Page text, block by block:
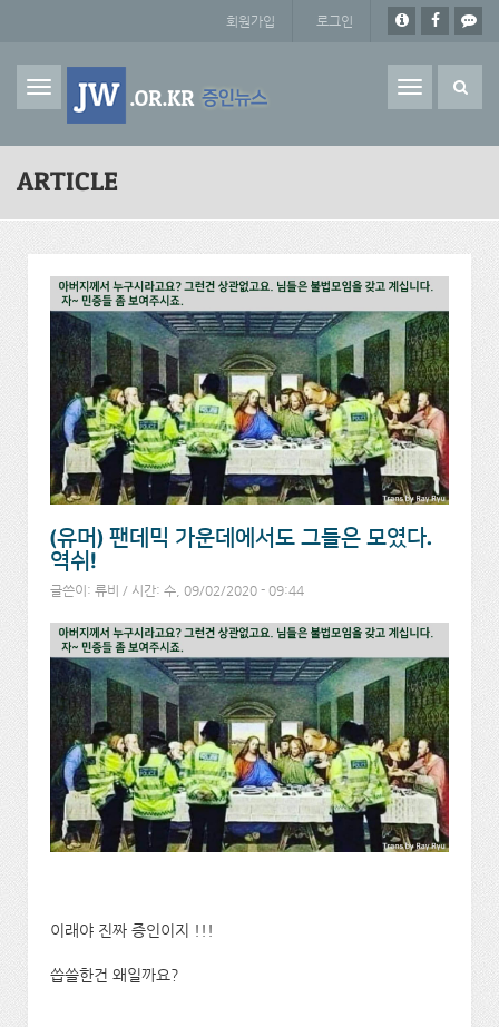
회원가입 로그인
Toggle
navigation
ARTICLE
(유머) 팬데믹 가운데에서도 그들은 모였다.
역쉬!
글쓴이: 류비 / 시간: 수, 09/02/2020 - 09:44
이래야 진짜 증인이지 !!!
씁쓸한건 왜일까요?